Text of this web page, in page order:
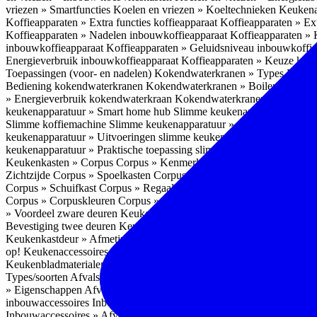
vriezen » Smartfuncties Koelen en vriezen » Koeltechnieken
Koffieapparaten » Extra functies koffieapparaat Koffieapparaten »
Koffieapparaten » Nadelen inbouwkoffieapparaat Koffieapparaten »
inbouwkoffieapparaat Koffieapparaten » Geluidsniveau
Energieverbruik inbouwkoffieapparaat Koffieapparaten » Keuze
Toepassingen (voor- en nadelen) Kokendwaterkranen » Types
Bediening kokendwaterkranen Kokendwaterkranen » Boilers
» Energieverbruik kokendwaterkraan Kokendwaterkranen »
keukenapparatuur » Smart home hub Slimme keukenapparatuur »
Slimme koffiemachine Slimme keukenapparatuur » Slimme stekker
keukenapparatuur » Uitvoeringen slimme keukenapparatuur
keukenapparatuur » Praktische toepassing slimme keukenapparatuur
Keukenkasten » Corpus Corpus » Kenmerken
Zichtzijde Corpus » Spoelkasten Corpus » Soorten keukenkasten
Corpus » Schuifkast Corpus » Regaalkast
Corpus » Corpuskleuren Corpus » Corpus in kleur
» Voordeel zware deuren Keukenkasten » Kastindeling
Bevestiging twee deuren Keukenkastdeur » Vaatwasserdeur
Keukenkastdeur » Afmetingen
op! KeukenaccessoiresKeukenaccessoires » Achterwanden
Keukenbladmaterialen als achterwand
Types/soorten Afvalsystemen » Installatie
» Eigenschappen Afvalsystemen » Inhoud
inbouwaccessoires Inbouwaccessoires » Bestek- en ladeindelingen